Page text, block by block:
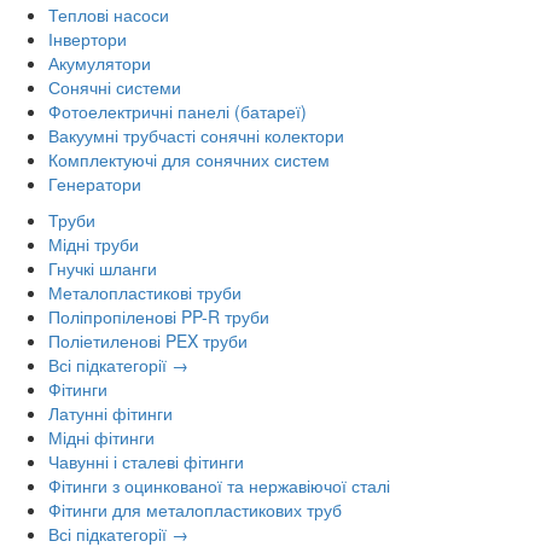
Теплові насоси
Інвертори
Акумулятори
Сонячні системи
Фотоелектричні панелі (батареї)
Вакуумні трубчасті сонячні колектори
Комплектуючі для сонячних систем
Генератори
Труби
Мідні труби
Гнучкі шланги
Металопластикові труби
Поліпропіленові PP-R труби
Поліетиленові PEX труби
Всі підкатегорії →
Фітинги
Латунні фітинги
Мідні фітинги
Чавунні і сталеві фітинги
Фітинги з оцинкованої та нержавіючої сталі
Фітинги для металопластикових труб
Всі підкатегорії →